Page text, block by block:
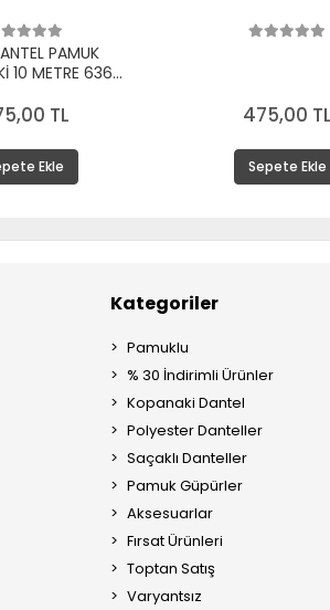
PAMUK
10 METRE 636
TL
Ekle
475,00 TL
Sepete Ekle
Kategoriler
Pamuklu
% 30 İndirimli Ürünler
Kopanaki Dantel
Polyester Danteller
Saçaklı Danteller
Pamuk Güpürler
Aksesuarlar
Fırsat Ürünleri
Toptan Satış
Varyantsız